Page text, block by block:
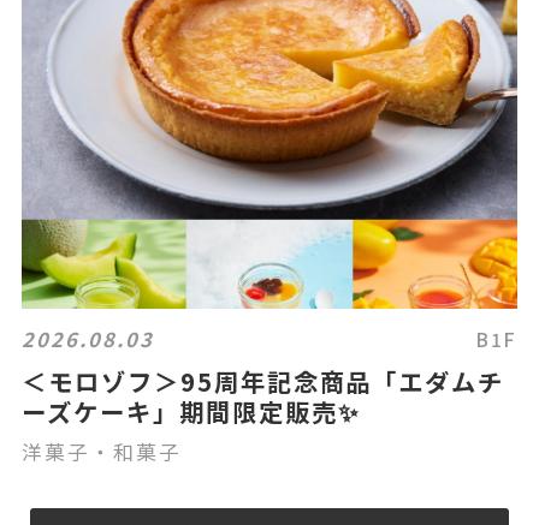
2026.08.03 B1F
＜モロゾフ＞95周年記念商品「エダムチ
ーズケーキ」期間限定販売✨
洋菓子・和菓子